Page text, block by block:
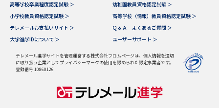
高等学校卒業程度認定試験 ＞
幼稚園教員資格認定試験 ＞
小学校教員資格認定試験 ＞
高等学校（情報）教員資格認定試験 ＞
テレメールお支払いサイト ＞
Ｑ＆Ａ よくあるご質問 ＞
大学進学IDについて ＞
ユーザーサポート ＞
テレメール進学サイトを管理運営する株式会社フロムページは、個人情報を適切
に取り扱う企業としてプライバシーマークの使用を認められた認定事業者です。
登録番号 10860126